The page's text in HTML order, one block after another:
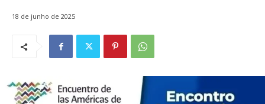
18 de junho de 2025